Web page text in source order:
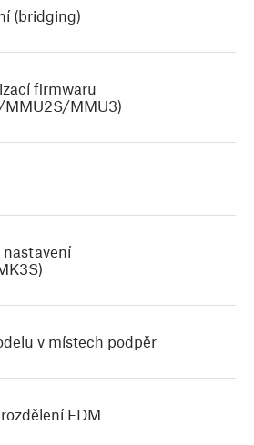
(bridging)
firmwaru
MMU3)
nastavení
v místech podpěr
FDM